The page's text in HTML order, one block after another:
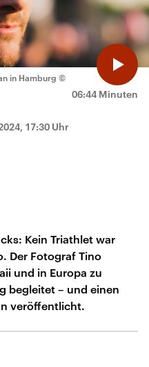
06:44 Minuten
in Hamburg ©
17:30 Uhr
Kein Triathlet war
Der Fotograf Tino
und in Europa zu
begleitet – und einen
veröffentlicht.